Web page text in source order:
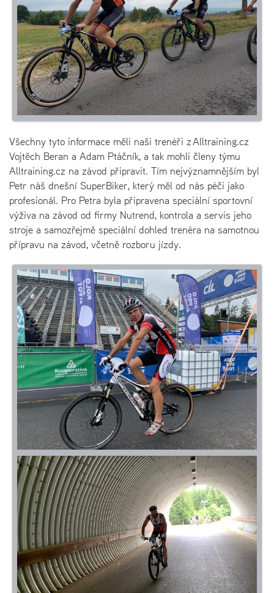
Všechny tyto informace měli naši trenéři z Alltraining.cz
Vojtěch Beran a Adam Ptáčník, a tak mohli členy týmu
Alltraining.cz na závod připravit. Tím nejvýznamnějším byl
Petr náš dnešní SuperBiker, který měl od nás péči jako
profesionál. Pro Petra byla připravena speciální sportovní
výživa na závod od firmy Nutrend, kontrola a servis jeho
stroje a samozřejmě speciální dohled trenéra na samotnou
přípravu na závod, včetně rozboru jízdy.